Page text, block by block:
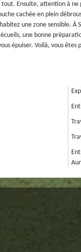
Ensuite, attention à
cachée en plein
une zone sensible.
une bonne
épuiser. Voilà, vous